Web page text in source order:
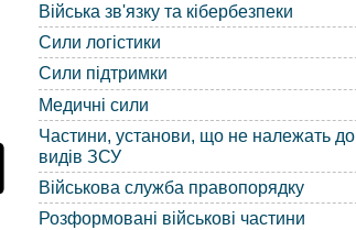
Війська зв'язку та кібербезпеки
Сили логістики
Сили підтримки
Медичні сили
Частини, установи, що не належать до
видів ЗСУ
Військова служба правопорядку
Розформовані військові частини